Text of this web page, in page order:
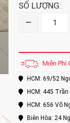
SỐ LƯỢNG:
–
Miễn Phí
HCM: 69/52
HCM: 445
HCM: 656 Võ
Biên Hòa: 24